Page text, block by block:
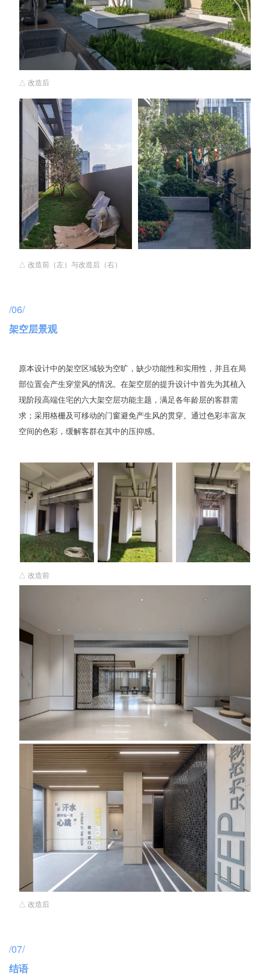
△ 改造后
△ 改造前（左）与改造后（右）
/06/
架空层景观
原本设计中的架空区域较为空旷，缺少功能性和实用性，并且在局
部位置会产生穿堂风的情况。在架空层的提升设计中首先为其植入
现阶段高端住宅的六大架空层功能主题，满足各年龄层的客群需
求；采用格栅及可移动的门窗避免产生风的贯穿。通过色彩丰富灰
空间的色彩，缓解客群在其中的压抑感。
△ 改造前
△ 改造后
/07/
结语